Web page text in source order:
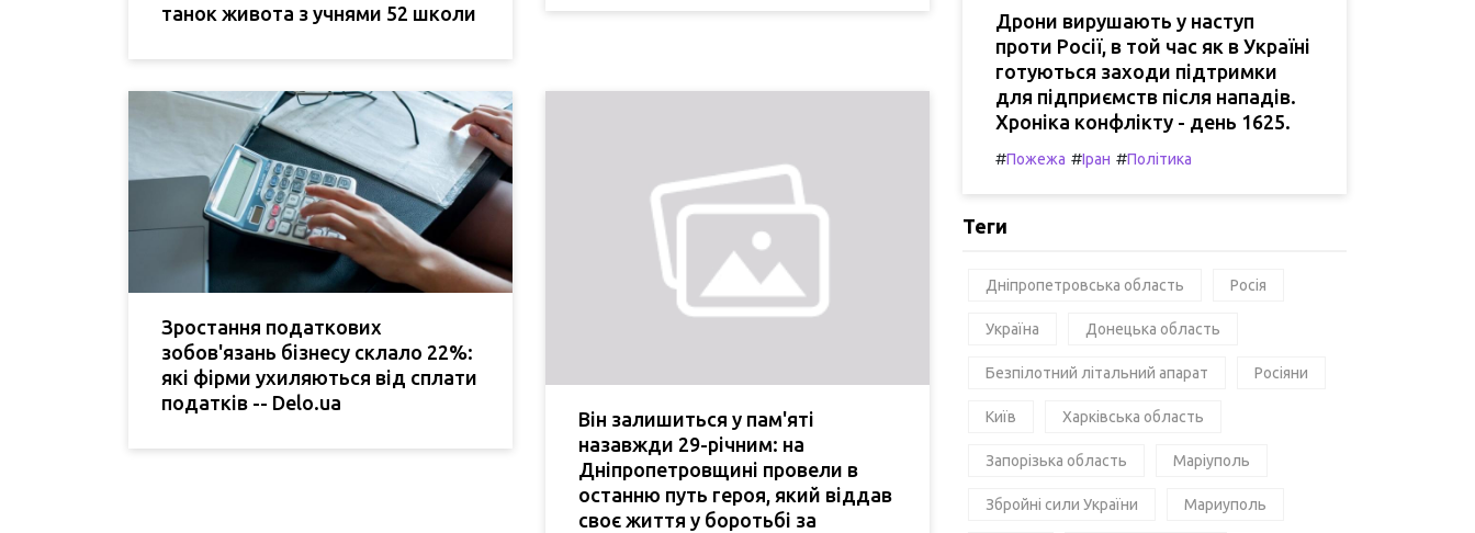
танок живота з учнями 52 школи
Зростання податкових
зобов'язань бізнесу склало 22%:
які фірми ухиляються від сплати
податків -- Delo.ua
Він залишиться у пам'яті
назавжди 29-річним: на
Дніпропетровщині провели в
останню путь героя, який віддав
своє життя у боротьбі за
Дрони вирушають у наступ
проти Росії, в той час як в Україні
готуються заходи підтримки
для підприємств після нападів.
Хроніка конфлікту - день 1625.
#Пожежа #Іран #Політика
Теги
Дніпропетровська область Росія
Україна Донецька область
Безпілотний літальний апарат Росіяни
Київ Харківська область
Запорізька область Маріуполь
Збройні сили України Мариуполь